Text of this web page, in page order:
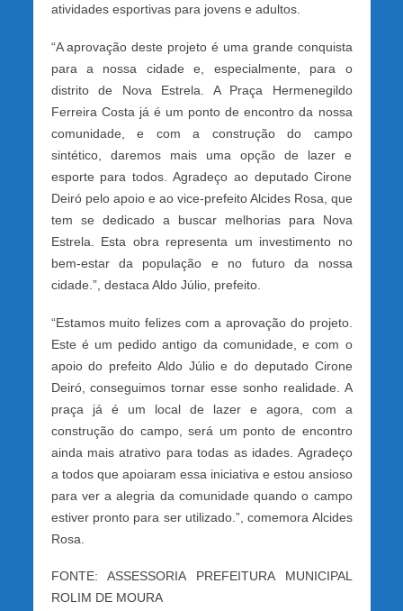
atividades esportivas para jovens e adultos.
“A aprovação deste projeto é uma grande conquista
para a nossa cidade e, especialmente, para o
distrito de Nova Estrela. A Praça Hermenegildo
Ferreira Costa já é um ponto de encontro da nossa
comunidade, e com a construção do campo
sintético, daremos mais uma opção de lazer e
esporte para todos. Agradeço ao deputado Cirone
Deiró pelo apoio e ao vice-prefeito Alcides Rosa, que
tem se dedicado a buscar melhorias para Nova
Estrela. Esta obra representa um investimento no
bem-estar da população e no futuro da nossa
cidade.”, destaca Aldo Júlio, prefeito.
“Estamos muito felizes com a aprovação do projeto.
Este é um pedido antigo da comunidade, e com o
apoio do prefeito Aldo Júlio e do deputado Cirone
Deiró, conseguimos tornar esse sonho realidade. A
praça já é um local de lazer e agora, com a
construção do campo, será um ponto de encontro
ainda mais atrativo para todas as idades. Agradeço
a todos que apoiaram essa iniciativa e estou ansioso
para ver a alegria da comunidade quando o campo
estiver pronto para ser utilizado.”, comemora Alcides
Rosa.
FONTE: ASSESSORIA PREFEITURA MUNICIPAL
ROLIM DE MOURA